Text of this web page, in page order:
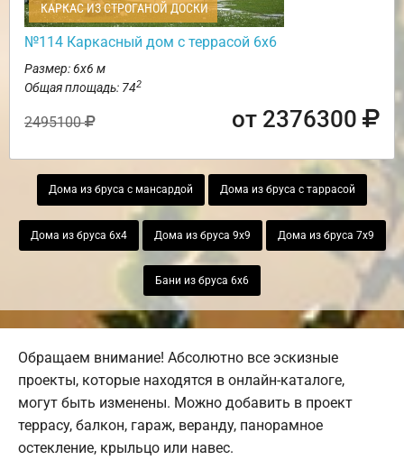
КАРКАС ИЗ СТРОГАНОЙ ДОСКИ
№114 Каркасный дом с террасой 6х6
Размер: 6х6 м
Общая площадь: 742
2495100 от 2376300
Дома из бруса с мансардой Дома из бруса с таррасой
Дома из бруса 6х4 Дома из бруса 9х9 Дома из бруса 7х9
Бани из бруса 6х6
Обращаем внимание! Абсолютно все эскизные
проекты, которые находятся в онлайн-каталоге,
могут быть изменены. Можно добавить в проект
террасу, балкон, гараж, веранду, панорамное
остекление, крыльцо или навес.